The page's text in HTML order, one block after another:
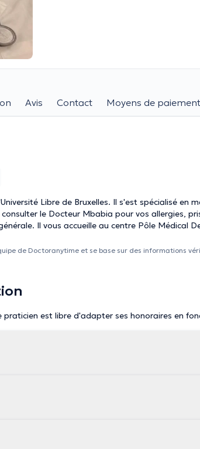
Avis Contact Moyens de paiement
Libre de Bruxelles. Il s'est spécialisé en médecine
le Docteur Mbabia pour vos allergies,
ou encore pour une consultation générale. Il vous accueille au centre Pôle
de Doctoranytime et se base sur des informations
praticien est libre d'adapter ses honoraires en